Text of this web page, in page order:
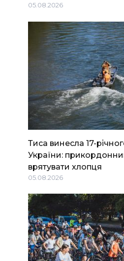
05.08.2026
Тиса винесла 17-
України:
врятувати хлопця
05.08.2026